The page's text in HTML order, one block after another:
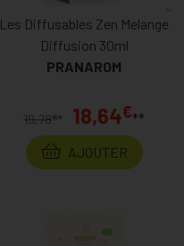
Les Diffusables Zen Melange
Diffusion 30ml
PRANAROM
19,78€* 18,64€**
AJOUTER